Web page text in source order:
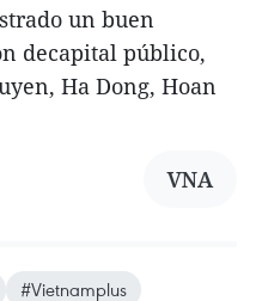
un buen
decapital público,
Ha Dong, Hoan
VNA
#Vietnamplus